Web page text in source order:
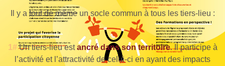
Il y a tout de même un socle commun à tous les tiers-lieu :
1#Un tiers-lieu estancré dans son territoire. Il participe à
l’activité et l’attractivité de celui-ci en ayant des impacts